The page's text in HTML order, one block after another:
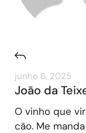
junho 6, 2025
João da
O vinho que
cão. Me